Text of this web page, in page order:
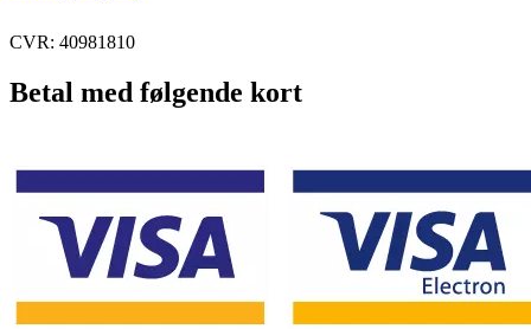
CVR: 40981810
Betal med følgende kort